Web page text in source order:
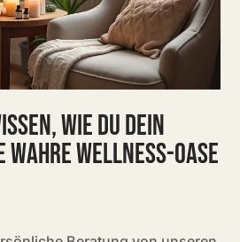
WIE DU DEIN
WAHRE WELLNESS-OASE